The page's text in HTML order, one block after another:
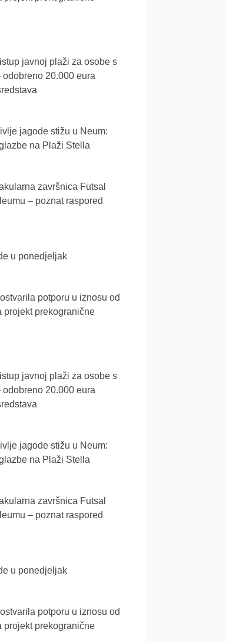
javnoj plaži za osobe s
20.000 eura
jagode stižu u Neum:
na Plaži Stella
završnica Futsal
– poznat raspored
u ponedjeljak
potporu u iznosu od
projekt prekogranične
javnoj plaži za osobe s
20.000 eura
jagode stižu u Neum:
na Plaži Stella
završnica Futsal
– poznat raspored
u ponedjeljak
potporu u iznosu od
projekt prekogranične